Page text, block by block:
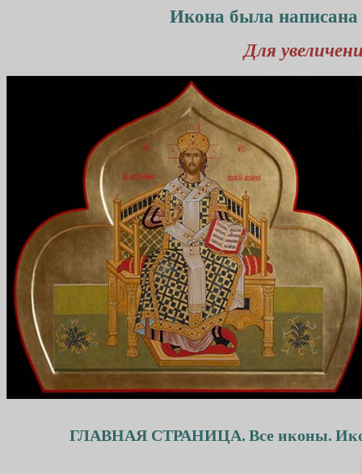
Икона была написана
Для
ГЛАВНАЯ СТРАНИЦА. Все иконы.